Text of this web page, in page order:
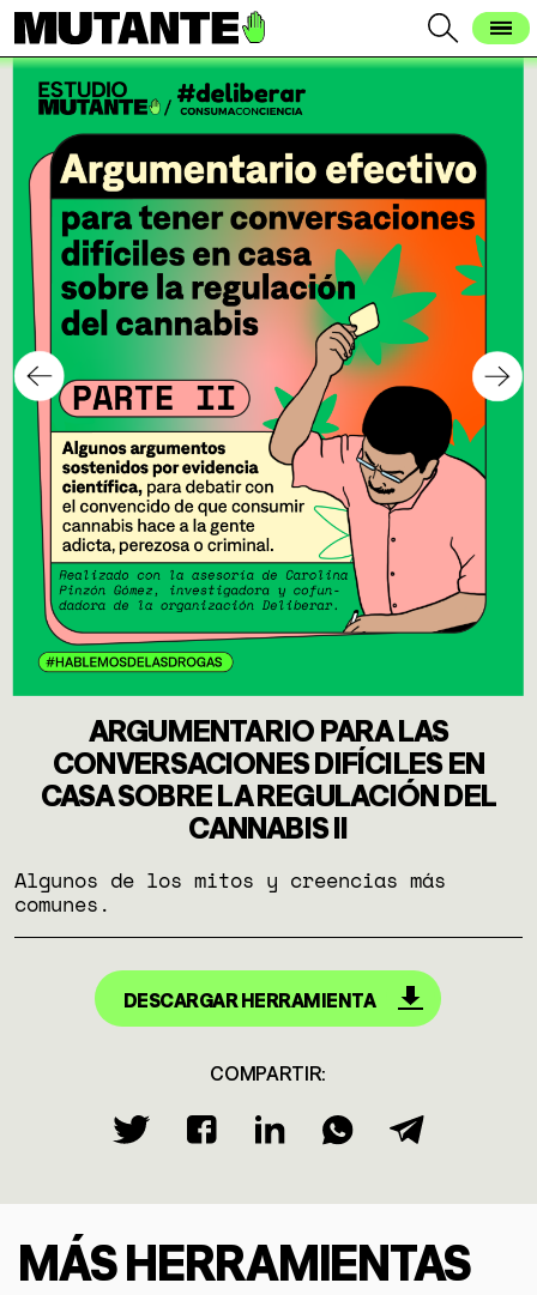
ARGUMENTARIO PARA LAS
CONVERSACIONES DIFÍCILES EN
CASA SOBRE LA REGULACIÓN DEL
CANNABIS II
Algunos de los mitos y creencias más
comunes.
DESCARGAR HERRAMIENTA
COMPARTIR:
MÁS HERRAMIENTAS